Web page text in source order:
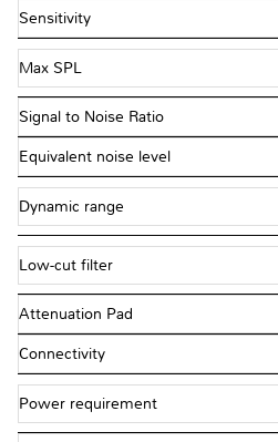
Sensitivity
Max SPL
Signal to Noise Ratio
Equivalent noise level
Dynamic range
Low-cut filter
Attenuation Pad
Connectivity
Power requirement